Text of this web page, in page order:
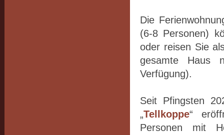
Die
(6-8 Personen)
oder reisen Sie
gesamte Haus
Verfügung).
Seit Pfingsten
„Tellkoppe“
Personen mit